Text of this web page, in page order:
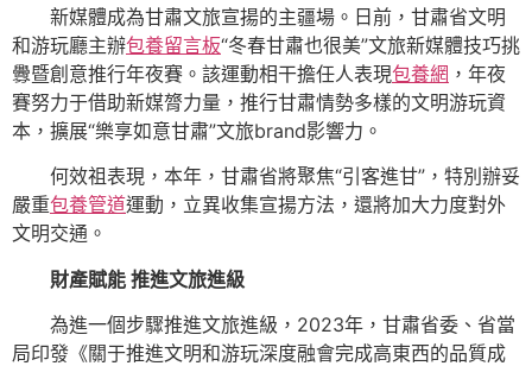
新媒體成為甘肅文旅宣揚的主疆場。日前，甘肅省文明
和游玩廳主辦包養留言板“冬春甘肅也很美”文旅新媒體技巧挑
釁暨創意推行年夜賽。該運動相干擔任人表現包養網 ，年夜
賽努力于借助新媒膂力量，推行甘肅情勢多樣的文明游玩資
本，擴展“樂享如意甘肅”文旅brand影響力。
何效祖表現，本年，甘肅省將聚焦“引客進甘”，特別辦妥
嚴重包養管道運動，立異收集宣揚方法，還將加大力度對外
文明交通。
財產賦能 推進文旅進級
為進一個步驟推進文旅進級，2023年，甘肅省委、省當
局印發《關于推進文明和游玩深度融會完成高東西的品質成